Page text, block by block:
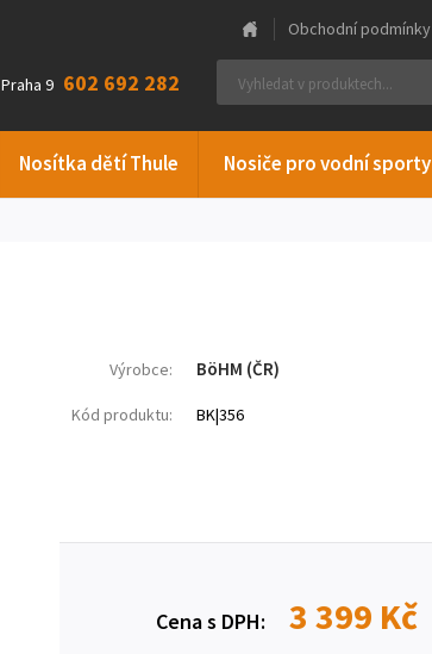
Praha 9 602 692 282
Nosítka dětí Thule Nosiče pro vodní sporty
Obchodní podmínky
Výrobce: BöHM (ČR)
Kód produktu: BK|356
Cena s DPH: 3 399 Kč